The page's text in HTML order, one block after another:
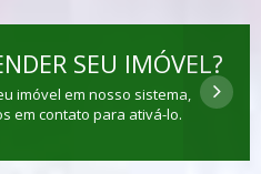
SEU IMÓVEL?
imóvel em nosso sistema,
em contato para ativá-lo.